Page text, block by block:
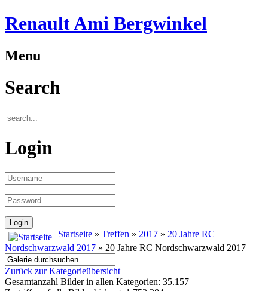
Renault Ami Bergwinkel
Menu
Search
Login
Startseite » Treffen » 2017 » 20 Jahre RC
Nordschwarzwald 2017 » 20 Jahre RC Nordschwarzwald 2017
Zurück zur Kategorieübersicht
Gesamtanzahl Bilder in allen Kategorien: 35.157